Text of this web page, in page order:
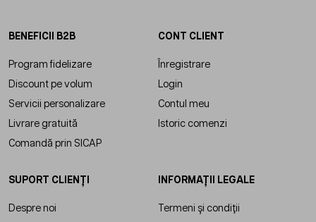
BENEFICII B2B
Program fidelizare
Discount pe volum
Servicii personalizare
Livrare gratuită
Comandă prin SICAP
CONT CLIENT
Înregistrare
Login
Contul meu
Istoric comenzi
SUPORT CLIENȚI
Despre noi
INFORMAȚII LEGALE
Termeni și condiții